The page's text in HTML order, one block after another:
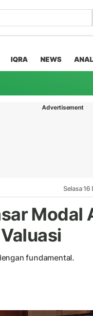
IQRA NEWS
Advertisement
Selasa 16
Modal
fundamental.